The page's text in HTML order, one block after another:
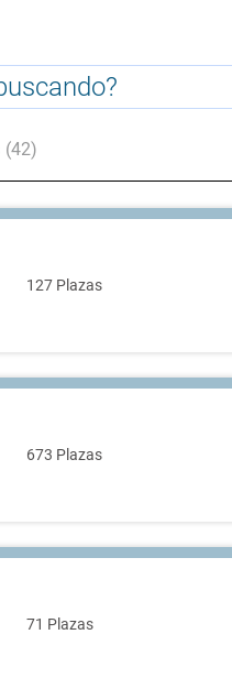
(42)
127 Plazas
673 Plazas
71 Plazas